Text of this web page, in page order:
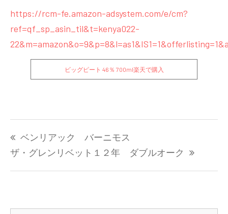
https://rcm-fe.amazon-adsystem.com/e/cm?
ref=qf_sp_asin_til&t=kenya022-
ビッグピート 46％ 700ml楽天で購入
稿
ナ
ベンリアック バーニモス
ザ・グレンリベット１２年 ダブルオーク